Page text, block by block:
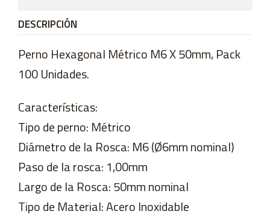
DESCRIPCIÓN
Perno Hexagonal Métrico M6 X 50mm, Pack
100 Unidades.
Características:
Tipo de perno: Métrico
Diámetro de la Rosca: M6 (Ø6mm nominal)
Paso de la rosca: 1,00mm
Largo de la Rosca: 50mm nominal
Tipo de Material: Acero Inoxidable